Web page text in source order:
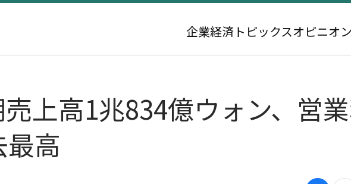
企業経済 トピックスオピニオン
上高1兆834億ウォン、営
高